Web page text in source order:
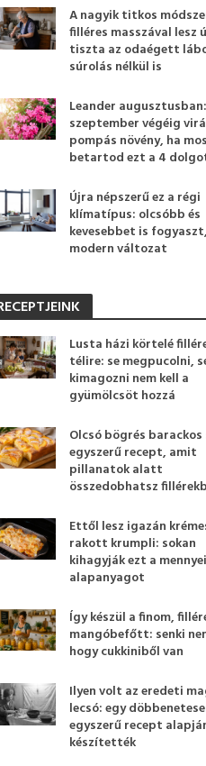
A nagyik titkos
filléres masszával lesz
tiszta az odaégett
súrolás nélkül is
Leander augusztusban:
szeptember végéig
pompás növény, ha
betartod ezt a 4
Újra népszerű ez a régi
klímatípus: olcsóbb és
kevesebbet is
modern változat
Lusta házi körtelé
télire: se megpucolni,
kimagozni nem kell a
gyümölcsöt hozzá
Olcsó bögrés
egyszerű recept, amit
pillanatok alatt
összedobhatsz
Ettől lesz igazán
rakott krumpli: sokan
kihagyják ezt a
alapanyagot
Így készül a finom,
mangóbefőtt: senki
hogy cukkiniből van
Ilyen volt az eredeti
lecsó: egy
egyszerű recept
készítették